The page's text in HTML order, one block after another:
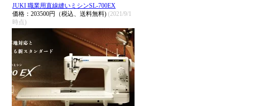
JUKI 職業用直線縫いミシンSL-700EX
価格：203500円（税込、送料無料) (2021/9/1
時点)